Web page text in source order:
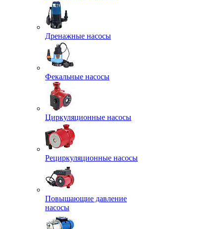
Дренажные насосы
Фекальные насосы
Циркуляционные насосы
Рециркуляционные насосы
Повышающие давление
насосы